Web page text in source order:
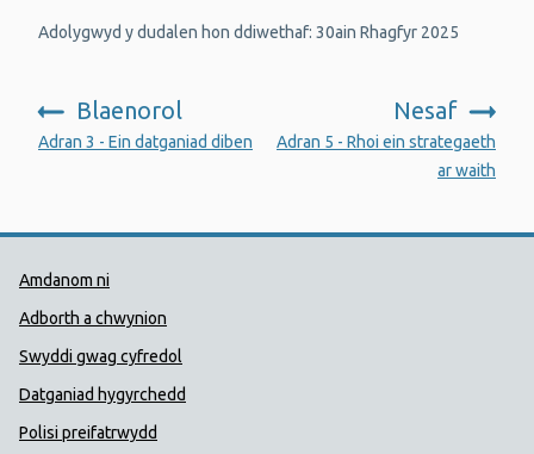
Adolygwyd y dudalen hon ddiwethaf: 30ain Rhagfyr 2025
Blaenorol
:
Adran 3 - Ein datganiad diben
Nesaf
Adran 5 - Rhoi ein strategaeth
ar waith
Dolenni Cymorth Iechyd
Amdanom ni
Adborth a chwynion
Swyddi gwag cyfredol
Datganiad hygyrchedd
Polisi preifatrwydd